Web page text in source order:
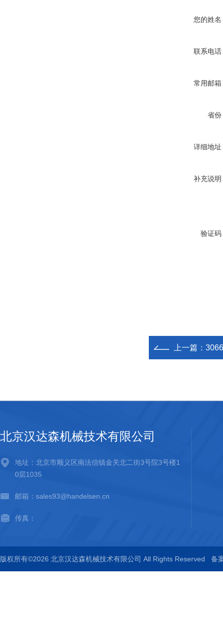
您的姓名
联系电话
常用邮箱
省份
详细地址
补充说明
验证码
上一篇：
北京汉达森机械技术有限公司
地址：北京市顺义区南法信镇金关北二街3号院3号楼1
0层1035
邮箱：sales93@handelsen.cn
传真：
版权所有©2026 北京汉达森机械技术有限公司 All Rights Reserved 备